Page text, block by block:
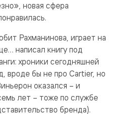
новая сфера
Рахманинова, играет на
написал книгу под
хроники сегодняшней
вроде бы не про Cartier, но
оказался – и
лет – тоже по службе
бренда).